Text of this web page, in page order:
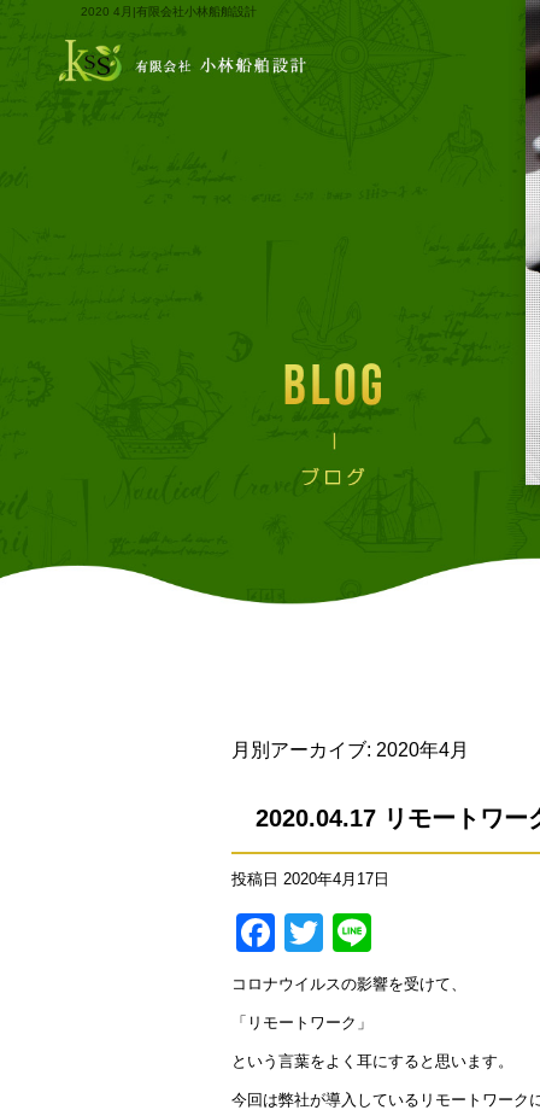
2020 4月|有限会社小林船舶設計
月別アーカイブ: 2020年4月
2020.04.17 リモートワー
投稿日 2020年4月17日
Facebook
Twitter
コロナウイルスの影響を受けて、
「リモートワーク」
という言葉をよく耳にすると思います。
今回は弊社が導入しているリモートワーク